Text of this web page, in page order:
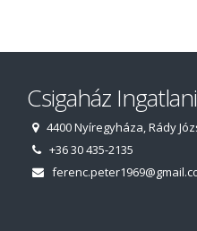
Csigaház
4400 Nyíregyháza, Rády
+36 30 435-2135